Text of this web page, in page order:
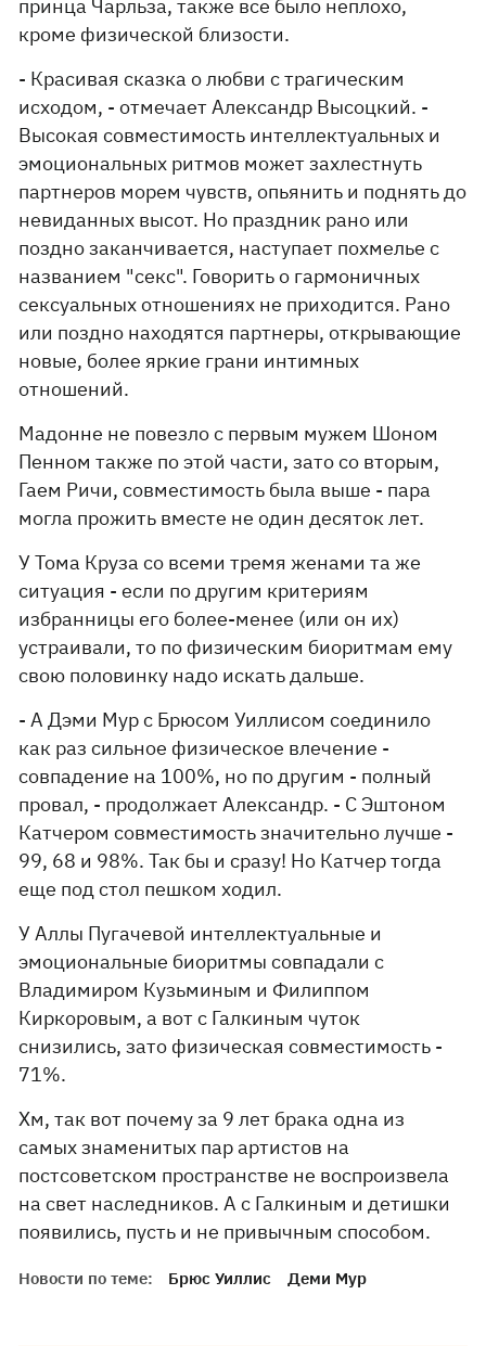
принца Чарльза, также все было неплохо,
кроме физической близости.
- Красивая сказка о любви с трагическим
исходом, - отмечает Александр Высоцкий. -
Высокая совместимость интеллектуальных и
эмоциональных ритмов может захлестнуть
партнеров морем чувств, опьянить и поднять до
невиданных высот. Но праздник рано или
поздно заканчивается, наступает похмелье с
названием "секс". Говорить о гармоничных
сексуальных отношениях не приходится. Рано
или поздно находятся партнеры, открывающие
новые, более яркие грани интимных
отношений.
Мадонне не повезло с первым мужем Шоном
Пенном также по этой части, зато со вторым,
Гаем Ричи, совместимость была выше - пара
могла прожить вместе не один десяток лет.
У Тома Круза со всеми тремя женами та же
ситуация - если по другим критериям
избранницы его более-менее (или он их)
устраивали, то по физическим биоритмам ему
свою половинку надо искать дальше.
- А Дэми Мур с Брюсом Уиллисом соединило
как раз сильное физическое влечение -
совпадение на 100%, но по другим - полный
провал, - продолжает Александр. - С Эштоном
Катчером совместимость значительно лучше -
99, 68 и 98%. Так бы и сразу! Но Катчер тогда
еще под стол пешком ходил.
У Аллы Пугачевой интеллектуальные и
эмоциональные биоритмы совпадали с
Владимиром Кузьминым и Филиппом
Киркоровым, а вот с Галкиным чуток
снизились, зато физическая совместимость -
71%.
Хм, так вот почему за 9 лет брака одна из
самых знаменитых пар артистов на
постсоветском пространстве не воспроизвела
на свет наследников. А с Галкиным и детишки
появились, пусть и не привычным способом.
Новости по теме: Брюс Уиллис Деми Мур